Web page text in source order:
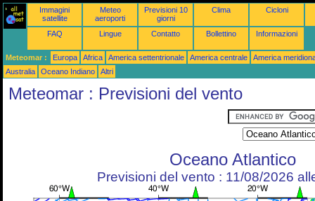
Immagini
satellite
Meteo
aeroporti
Previsioni 10
giorni
Clima Cicloni
FAQ Lingue Contatto Bollettino Informazioni
Meteomar : Europa Africa America settentrionale America centrale
America
Australia
Oceano Indiano Altri
Meteomar : Previsioni del vento
Oceano Atlantico
Previsioni del vento : 11/08/2026